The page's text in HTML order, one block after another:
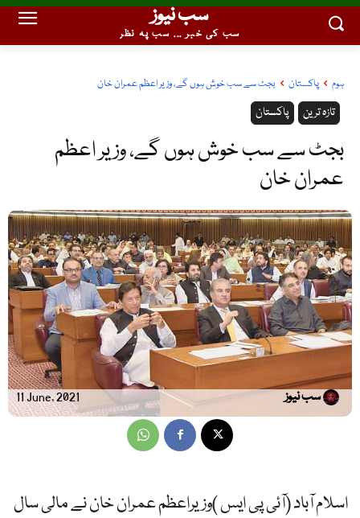
سب نیوز
سب کی خبر ... سب پہ نظر
ہوم پاکستان بجٹ سے سب خوش ہوں گے، وزیر اعظم عمران خان
پاکستان تازہ ترین
بجٹ سے سب خوش ہوں گے، وزیر اعظم
عمران خان
11 June, 2021 سب نیوز
اسلام آباد (آئی پی ایس )وزیراعظم عمران خان نے مالی سال